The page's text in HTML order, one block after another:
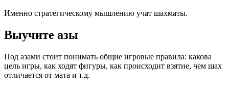
Именно стратегическому мышлению учат шахматы.
Выучите азы
Под азами стоит понимать общие игровые правила: какова
цель игры, как ходят фигуры, как происходит взятие, чем шах
отличается от мата и т.д.